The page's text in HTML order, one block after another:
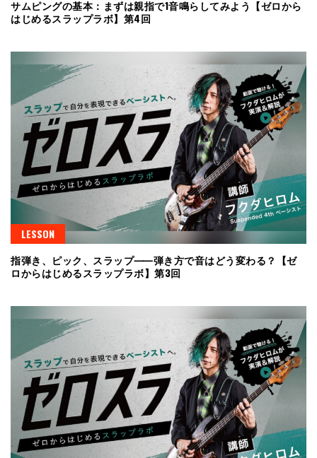
サムピングの基本：まずは親指で1音鳴らしてみよう【ゼロから
はじめるスラップラボ】第4回
LESSON
指弾き、ピック、スラップ⸺弾き方で音はどう変わる？【ゼ
ロからはじめるスラップラボ】第3回